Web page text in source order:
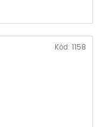
Kód: 1158